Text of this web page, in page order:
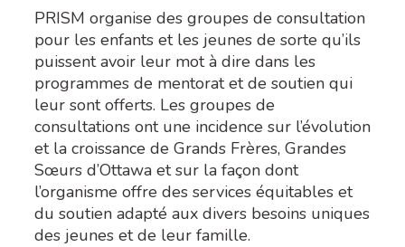
PRISM organise des groupes de consultation
pour les enfants et les jeunes de sorte qu’ils
puissent avoir leur mot à dire dans les
programmes de mentorat et de soutien qui
leur sont offerts. Les groupes de
consultations ont une incidence sur l’évolution
et la croissance de Grands Frères, Grandes
Sœurs d’Ottawa et sur la façon dont
l’organisme offre des services équitables et
du soutien adapté aux divers besoins uniques
des jeunes et de leur famille.